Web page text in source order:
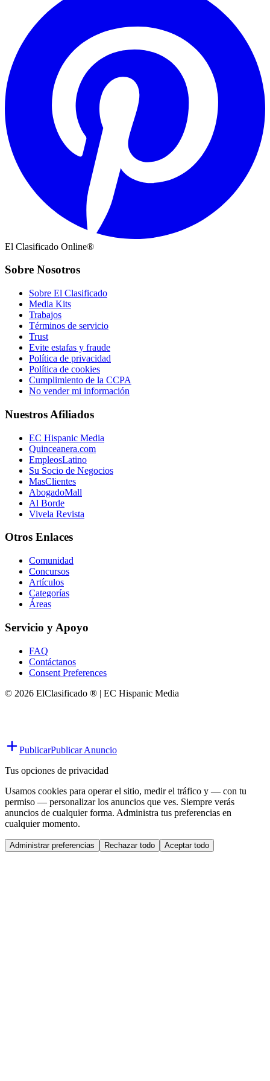
El Clasificado Online®
Sobre Nosotros
Sobre El Clasificado
Media Kits
Trabajos
Términos de servicio
Trust
Evite estafas y fraude
Política de privacidad
Política de cookies
Cumplimiento de la CCPA
No vender mi información
Nuestros Afiliados
EC Hispanic Media
Quinceanera.com
EmpleosLatino
Su Socio de Negocios
MasClientes
AbogadoMall
Al Borde
Vivela Revista
Otros Enlaces
Comunidad
Concursos
Artículos
Categorías
Áreas
Servicio y Apoyo
FAQ
Contáctanos
Consent Preferences
© 2026 ElClasificado ® | EC Hispanic Media
PublicarPublicar Anuncio
Tus opciones de privacidad
Usamos cookies para operar el sitio, medir el tráfico y — con tu
permiso — personalizar los anuncios que ves. Siempre verás
anuncios de cualquier forma. Administra tus preferencias en
cualquier momento.
Administrar preferencias Rechazar todo Aceptar todo